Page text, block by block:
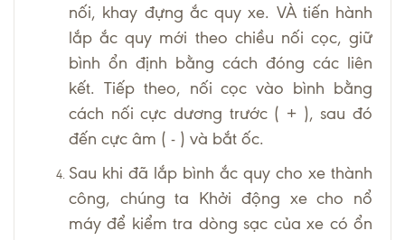
nối, khay đựng ắc quy xe. VÀ tiến hành
lắp ắc quy mới theo chiều nối cọc, giữ
bình ổn định bằng cách đóng các liên
kết. Tiếp theo, nối cọc vào bình bằng
cách nối cực dương trước ( + ), sau đó
đến cực âm ( - ) và bắt ốc.
Sau khi đã lắp bình ắc quy cho xe thành
công, chúng ta Khởi động xe cho nổ
máy để kiểm tra dòng sạc của xe có ổn